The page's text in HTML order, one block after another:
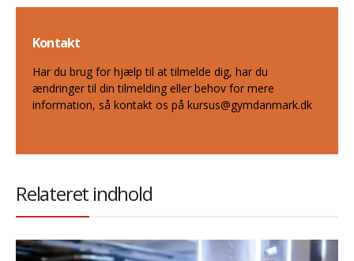
Kontakt
Har du brug for hjælp til at tilmelde dig, har du
ændringer til din tilmelding eller behov for mere
information, så kontakt os på kursus@gymdanmark.dk
Relateret indhold